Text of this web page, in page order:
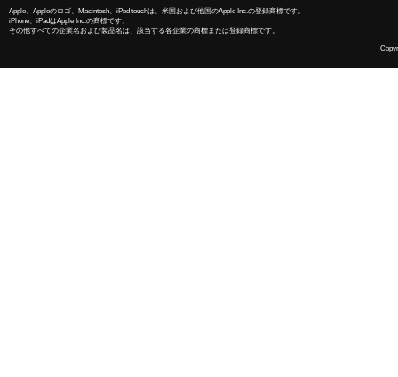
Apple、Appleのロゴ、Macintosh、iPod touchは、米国および他国のApple Inc.の登録商標です。
iPhone、iPadはApple Inc.の商標です。
その他すべての企業名および製品名は、該当する各企業の商標または登録商標です。